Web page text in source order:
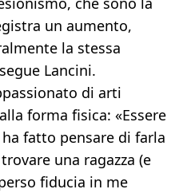
un aumento,
la stessa
Lancini.
di arti
forma fisica: «Essere
fatto pensare di farla
una ragazza (e
fiducia in me